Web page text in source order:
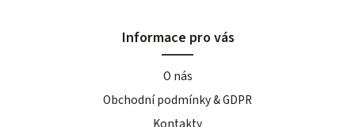
Informace pro vás
O nás
Obchodní podmínky & GDPR
Kontakty